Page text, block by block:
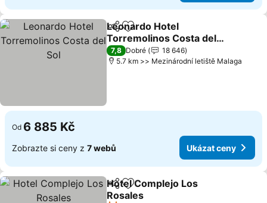
SdíletPřidat na seznam oblíbených
Leonardo Hotel
Torremolinos Costa del
Sol
7,8 Dobré
18 646
5.7 km >> Mezinárodní letiště Malaga
Od 6 885 Kč
Zobrazte si ceny z 7 webů Ukázat ceny
SdíletPřidat na seznam oblíbených
Hotel Complejo Los
Rosales